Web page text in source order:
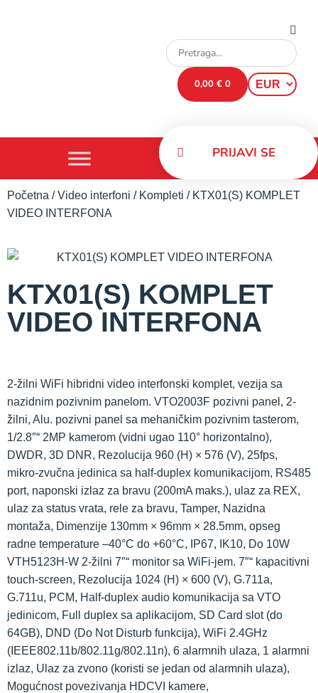
0,00 € 0
PRIJAVI SE
Početna /Video interfoni / Kompleti / KTX01(S) KOMPLET
VIDEO INTERFONA
KTX01(S) KOMPLET
VIDEO INTERFONA
2-žilni WiFi hibridni video interfonski komplet, vezija sa
nazidnim pozivnim panelom. VTO2003F pozivni panel, 2-
žilni, Alu. pozivni panel sa mehaničkim pozivnim tasterom,
1/2.8″“ 2MP kamerom (vidni ugao 110° horizontalno),
DWDR, 3D DNR, Rezolucija 960 (H) × 576 (V), 25fps,
mikro-zvučna jedinica sa half-duplex komunikacijom, RS485
port, naponski izlaz za bravu (200mA maks.), ulaz za REX,
ulaz za status vrata, rele za bravu, Tamper, Nazidna
montaža, Dimenzije 130mm × 96mm × 28.5mm, opseg
radne temperature –40°C do +60°C, IP67, IK10, Do 10W
VTH5123H-W 2-žilni 7″“ monitor sa WiFi-jem. 7″“ kapacitivni
touch-screen, Rezolucija 1024 (H) × 600 (V), G.711a,
G.711u, PCM, Half-duplex audio komunikacija sa VTO
jedinicom, Full duplex sa aplikacijom, SD Card slot (do
64GB), DND (Do Not Disturb funkcija), WiFi 2.4GHz
(IEEE802.11b/802.11g/802.11n), 6 alarmnih ulaza, 1 alarmni
izlaz, Ulaz za zvono (koristi se jedan od alarmnih ulaza),
Mogućnost povezivanja HDCVI kamere,